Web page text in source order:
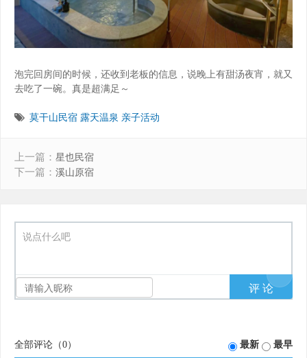
泡完回房间的时候，还收到老板的信息，说晚上有甜汤夜宵，就又
去吃了一碗。真是超满足～
莫干山民宿 露天温泉 亲子活动
上一篇： 星也民宿
下一篇： 溪山原宿
说点什么吧
全部评论（0） 最新 最早